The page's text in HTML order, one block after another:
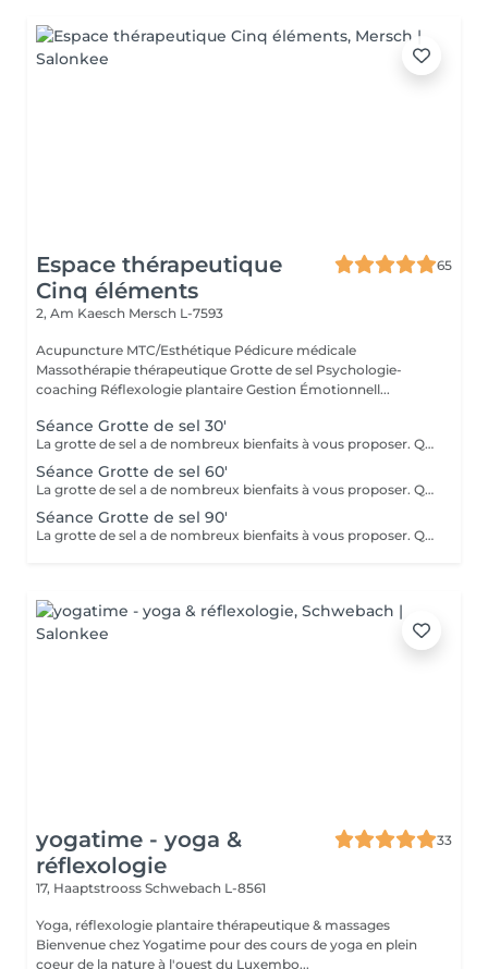
Espace thérapeutique
Cinq éléments
65
2, Am Kaesch Mersch L-7593
Acupuncture MTC/Esthétique Pédicure médicale
Massothérapie thérapeutique Grotte de sel Psychologie-
coaching Réflexologie plantaire Gestion Émotionnell...
Séance Grotte de sel 30'
La grotte de sel a de nombreux bienfaits à vous proposer. Que ce soit pour un moment de relaxation ou pour soulager des troubles respiratoires, lutter contre les toxines, diminuer l'anxiété, améliorer le sommeil ou l'état de fatigue, ou même bénéficier des bienfaits pour la beauté de la peau et sa reminéralisation ! Transats, plaids, coussins et infusions vous y attendront.
Séance Grotte de sel 60'
La grotte de sel a de nombreux bienfaits à vous proposer. Que ce soit pour un moment de relaxation ou pour soulager des troubles respiratoires, lutter contre les toxines, diminuer l'anxiété, améliorer le sommeil ou l'état de fatigue, ou même bénéficier des bienfaits pour la beauté de la peau et sa reminéralisation ! Transats, plaids, coussins et infusions vous y attendront.
Séance Grotte de sel 90'
La grotte de sel a de nombreux bienfaits à vous proposer. Que ce soit pour un moment de relaxation ou pour soulager des troubles respiratoires, lutter contre les toxines, diminuer l'anxiété, améliorer le sommeil ou l'état de fatigue, ou même bénéficier des bienfaits pour la beauté de la peau et sa reminéralisation ! Transats, plaids, coussins et infusions vous y attendront.
yogatime - yoga &
réflexologie
33
17, Haaptstrooss Schwebach L-8561
Yoga, réflexologie plantaire thérapeutique & massages
Bienvenue chez Yogatime pour des cours de yoga en plein
coeur de la nature à l'ouest du Luxembo...